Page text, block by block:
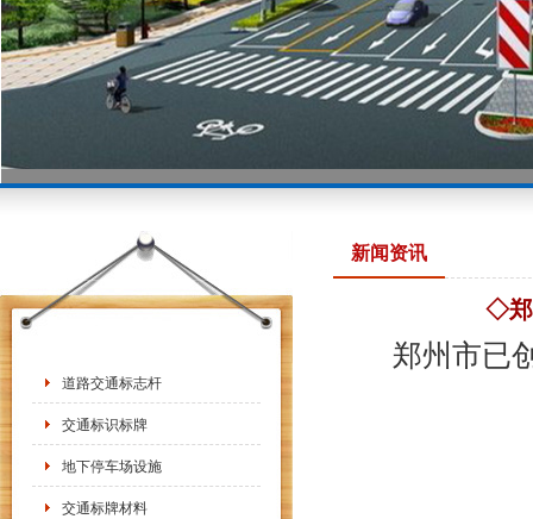
道路交通标志杆
交通标识标牌
地下停车场设施
交通标牌材料
新闻资讯
◇郑
郑州市已创